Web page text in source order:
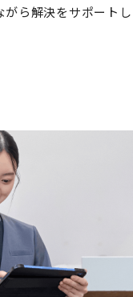
ら解決をサポートし